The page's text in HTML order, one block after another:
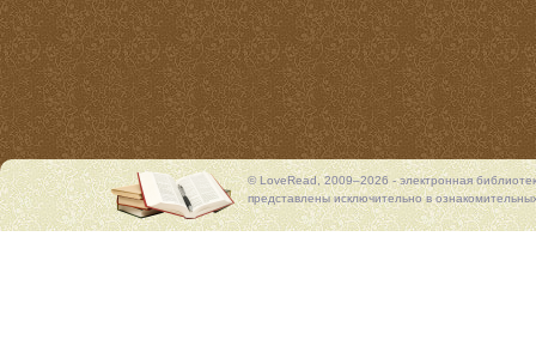
© LoveRead, 2009–2026 - электронная
представлены исключительно в